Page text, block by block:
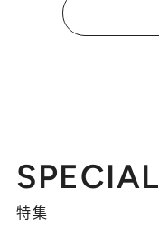
SPECIAL
特集